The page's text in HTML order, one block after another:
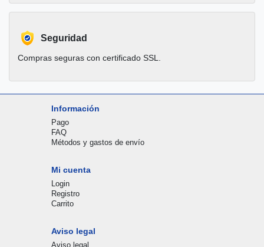
Seguridad
Compras seguras con certificado SSL.
Información
Pago
FAQ
Métodos y gastos de envío
Mi cuenta
Login
Registro
Carrito
Aviso legal
Aviso legal